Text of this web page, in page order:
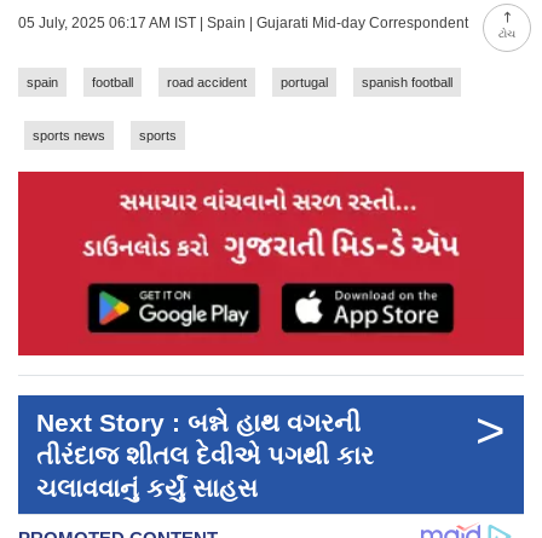
ટોચ
05 July, 2025 06:17 AM IST | Spain | Gujarati Mid-day Correspondent
spain football road accident portugal spanish football
sports news sports
Next Story : બન્ને હાથ વગરની
તીરંદાજ શીતલ દેવીએ પગથી કાર
ચલાવવાનું કર્યું સાહસ
>